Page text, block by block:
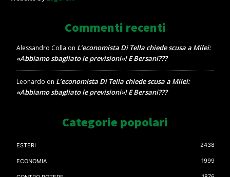
Commenti recenti
Alessandro Colla on L’economista Di Tella chiede scusa a Milei:
«Abbiamo sbagliato le previsioni»! E Bersani???
Leonardo on L’economista Di Tella chiede scusa a Milei:
«Abbiamo sbagliato le previsioni»! E Bersani???
Categorie popolari
ESTERI 2438
ECONOMIA 1999